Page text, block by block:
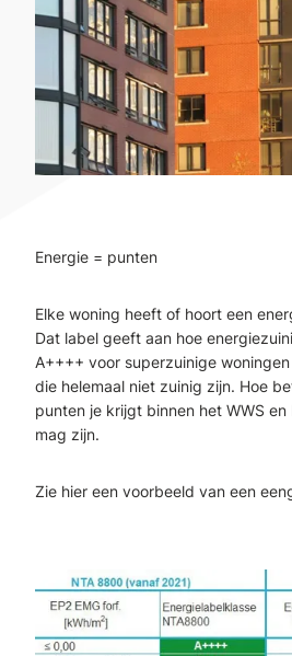
Energie = punten
Elke woning heeft of hoort een
Dat label geeft aan hoe
A++++ voor superzuinige
die helemaal niet zuinig zijn. Hoe
punten je krijgt binnen het WWS
mag zijn.
Zie hier een voorbeeld van een